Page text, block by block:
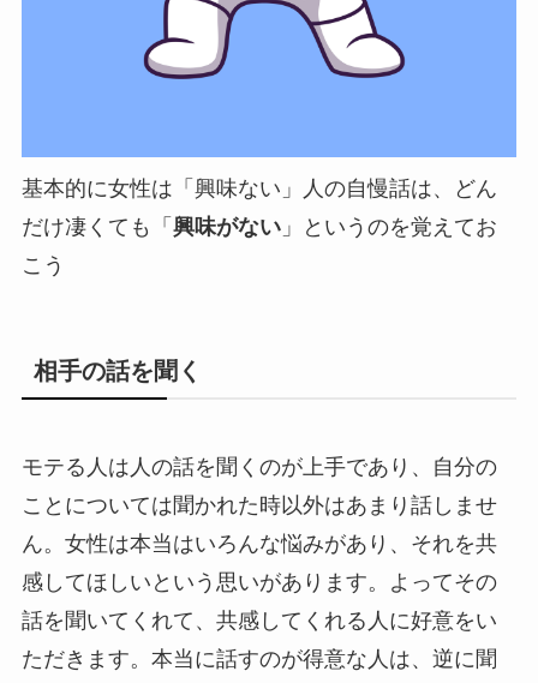
基本的に女性は「興味ない」人の自慢話は、どん
だけ凄くても「 興味がない」というのを覚えてお
こう
相手の話を聞く
モテる人は人の話を聞くのが上手であり、自分の
ことについては聞かれた時以外はあまり話しませ
ん。女性は本当はいろんな悩みがあり、それを共
感してほしいという思いがあります。よってその
話を聞いてくれて、共感してくれる人に好意をい
ただきます。本当に話すのが得意な人は、逆に聞